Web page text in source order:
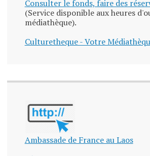
Consulter le fonds, faire des
(Service disponible aux heures
médiathèque).
Culturetheque - Votre
Ambassade de France au Laos